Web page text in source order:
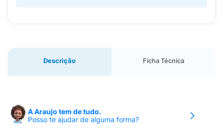
Descrição Ficha Técnica
A Araujo tem de tudo.
Posso te ajudar de alguma forma?